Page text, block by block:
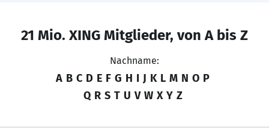
21 Mio. XING Mitglieder, von A bis Z
Nachname:
A B C D E F G H I J K L M N O P
Q R S T U V W X Y Z